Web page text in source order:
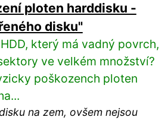
ploten harddisku -
disku"
HDD, který má vadný povrch,
ve velkém množství?
poškozench ploten
na zem, ovšem nejsou